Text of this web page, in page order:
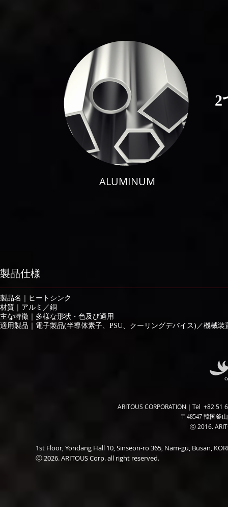
2
ALUMINUM
製品仕様
製品名｜ヒートシンク
材質｜アルミ／銅
主な特徴｜多様な形状・色及び適用
適用製品｜電子製品(半導体素子、PSU、クーリングデバイス)／機械
ARITOUS CORPORATION｜Tel +82
〒48547 韓国釜
ⓒ 2016.
1st Floor, Yondang Hall 10, Sinseon-ro 365, Nam-gu, Busan,
ⓒ 2026. ARITOUS Corp. all right reserved.